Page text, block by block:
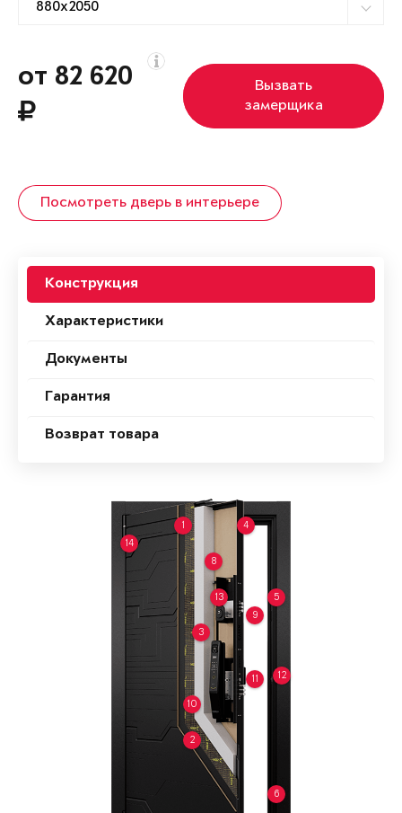
от 82 620
Вызвать
замерщика
Посмотреть дверь в интерьере
Конструкция
Характеристики
Документы
Гарантия
Возврат товара
1
2
3
4
5
6
8
9
10
11 12
13
14